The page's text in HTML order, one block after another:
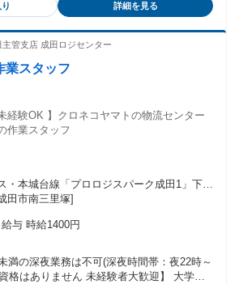
詳細を見る
管支店 成田ロジセンター
業スタッフ
未経験OK 】クロネコヤマトの物流センター
作業スタッフ
・本城台線「プロロジスパーク成田1」下車
田市南三里塚]
与 時給1400円
満の深夜業務は不可(深夜時間帯：夜22時～
格はありません 未経験者大歓迎】 大学生 /